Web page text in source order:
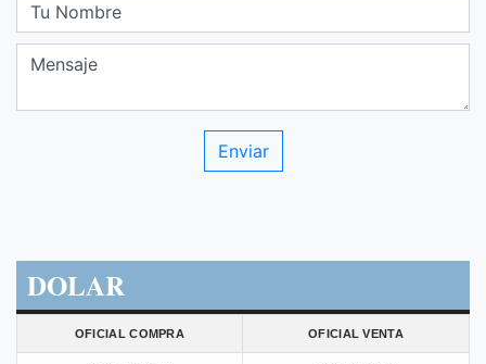
DOLAR
OFICIAL COMPRA OFICIAL VENTA